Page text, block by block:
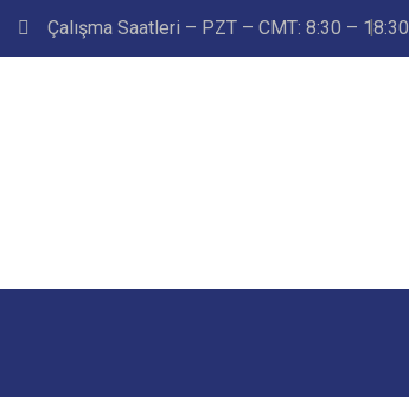
Çalışma Saatleri – PZT – CMT: 8:30 – 18:30